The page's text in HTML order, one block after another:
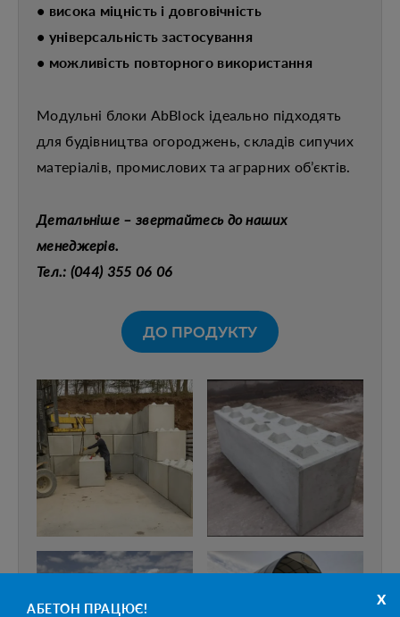
x
АБЕТОН ПРАЦЮЄ!
• висока міцність і довговічність
• універсальність застосування
• можливість повторного використання
Модульні блоки AbBlock ідеально підходять
для будівництва огороджень, складів сипучих
матеріалів, промислових та аграрних об’єктів.
Детальніше – звертайтесь до наших
менеджерів.
Тел.: (044) 355 06 06
ДО ПРОДУКТУ